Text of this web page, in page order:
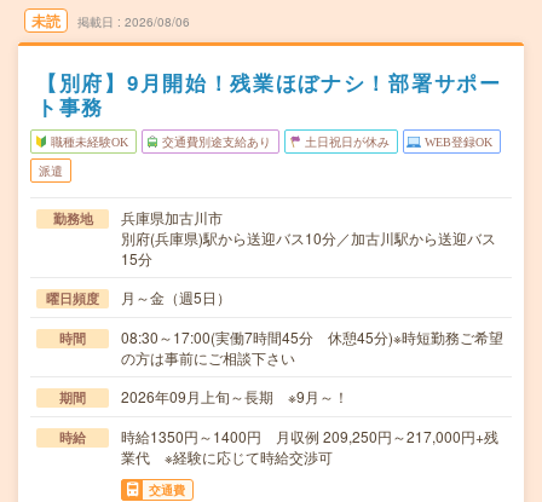
未読 掲載日 2026/08/06
【別府】9月開始！残業ほぼナシ！部署サポー
ト事務
職種未経験OK 交通費別途支給あり 土日祝日が休み WEB登録OK
派遣
勤務地
兵庫県加古川市
別府(兵庫県)駅から送迎バス10分／加古川駅から送迎バス
15分
曜日頻度 月～金（週5日）
時間
08:30～17:00(実働7時間45分 休憩45分)※時短勤務ご希望
の方は事前にご相談下さい
期間 2026年09月上旬～長期 ※9月～！
時給
時給1350円～1400円 月収例 209,250円～217,000円+残
業代 ※経験に応じて時給交渉可
交通費